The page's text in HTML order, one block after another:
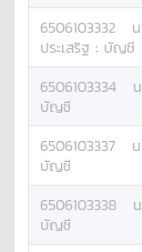
6506103332
ประเสริฐ : บัญชี
6506103334
บัญชี
6506103337
บัญชี
6506103338
บัญชี